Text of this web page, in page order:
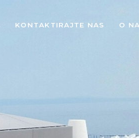
KONTAKTIRAJTE NAS O